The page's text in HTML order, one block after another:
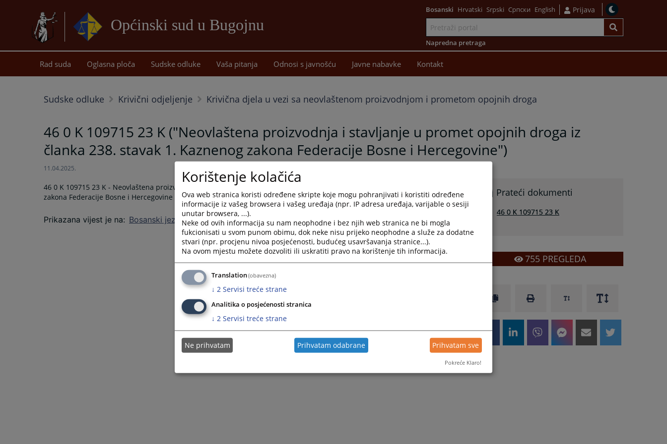
Općinski sud u Bugojnu
sadržaj
Bosanski Hrvatski Srpski Српски English Prijava
Napredna pretraga
Rad suda Oglasna ploča Sudske odluke Vaša pitanja Odnosi s javnošću Javne nabavke Kontakt
Sudske odluke Krivični odjeljenje Krivična djela u vezi sa neovlaštenom proizvodnjom i prometom opojnih droga
46 0 K 109715 23 K ("Neovlaštena proizvodnja i stavljanje u promet opojnih droga iz
članka 238. stavak 1. Kaznenog zakona Federacije Bosne i Hercegovine")
11.04.2025.
46 0 K 109715 23 K - Neovlaštena proizvodnja i stavljanje u promet opojnih droga iz članka 238. stavak 1. Kaznenog
zakona Federacije Bosne i Hercegovine
Prikazana vijest je na: Bosanski jezik
Prateći dokumenti
46 0 K 109715 23 K
755PREGLEDA
Korištenje kolačića
Ova web stranica koristi određene skripte koje mogu pohranjivati i koristiti određene
informacije iz vašeg browsera i vašeg uređaja (npr. IP adresa uređaja, varijable o sesiji
unutar browsera, ...).
Neke od ovih informacija su nam neophodne i bez njih web stranica ne bi mogla
fukcionisati u svom punom obimu, dok neke nisu prijeko neophodne a služe za dodatne
stvari (npr. procjenu nivoa posjećenosti, budućeg usavršavanja stranice...).
Na ovom mjestu možete dozvoliti ili uskratiti pravo na korištenje tih informacija.
Translation(obavezna)
↓ 2 Servisi treće strane
Analitika o posjećenosti stranica
↓ 2 Servisi treće strane
Ne prihvatam Prihvatam odabrane Prihvatam sve
Pokreće Klaro!